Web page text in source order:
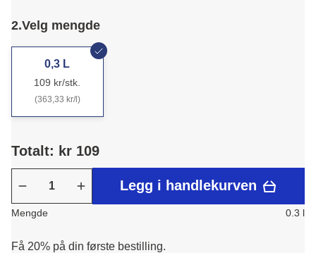
2.Velg mengde
0,3 L
109 kr/stk.
(363,33 kr/l)
Totalt: kr 109
Legg i handlekurven
Mengde 0.3 l
Få 20% på din første bestilling.